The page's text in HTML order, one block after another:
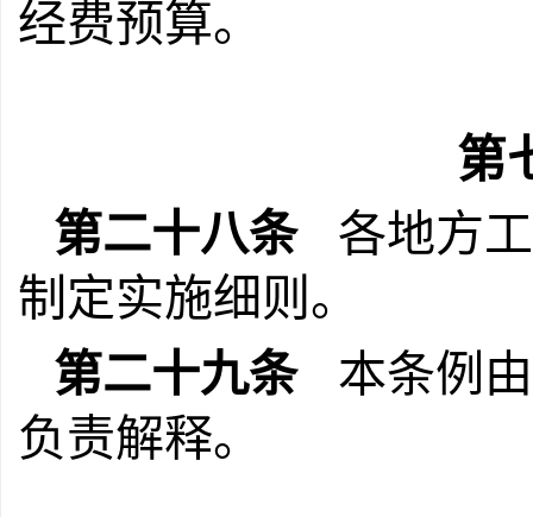
经费预算。
第
第二十八条
各地方
制定实施细则。
第二十九条
本条例
负责解释。